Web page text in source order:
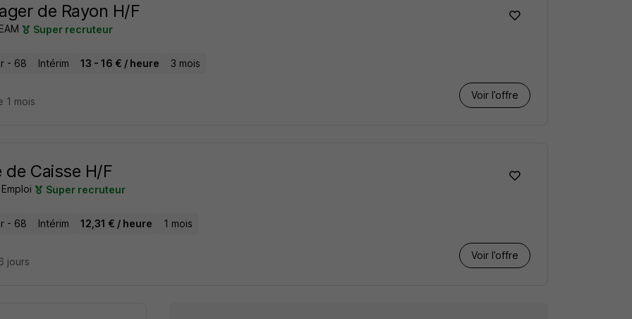
de Rayon H/F
Super recruteur
- 68 Intérim 13 - 16 € / heure 3 mois
Voir l’offre
1 mois
de Caisse H/F
Super recruteur
- 68 Intérim 12,31 € / heure 1 mois
Voir l’offre
jours